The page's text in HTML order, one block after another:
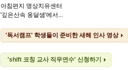
아침편지 명상치유센터
'깊은산속 옹달샘'에서...
'독서캠프' 학생들이 준비한 새해 인사 영상
'shift 코칭 교사 직무연수' 신청하기